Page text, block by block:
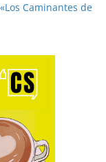
Caminantes de